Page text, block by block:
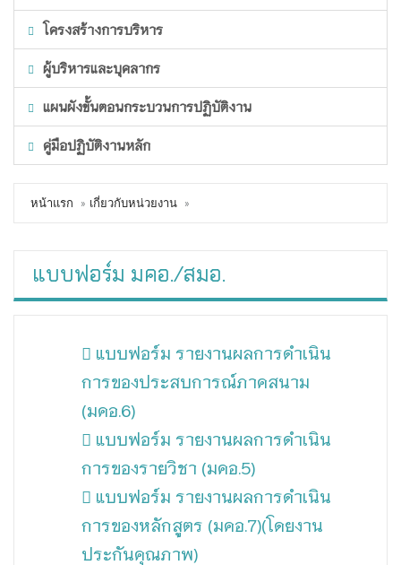
โครงสร้างการบริหาร
ผู้บริหารและบุคลากร
แผนผังขั้นตอนกระบวนการปฏิบัติงาน
คู่มือปฏิบัติงานหลัก
หน้าแรก เกี่ยวกับหน่วยงาน
แบบฟอร์ม มคอ./สมอ.
แบบฟอร์ม รายงานผลการดำเนิน
การของประสบการณ์ภาคสนาม
(มคอ.6)
แบบฟอร์ม รายงานผลการดำเนิน
การของรายวิชา (มคอ.5)
แบบฟอร์ม รายงานผลการดำเนิน
การของหลักสูตร (มคอ.7)(โดยงาน
ประกันคุณภาพ)